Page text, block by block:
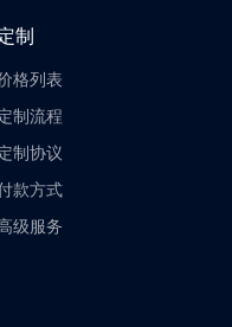
制
格列表
制流程
制协议
款方式
级服务